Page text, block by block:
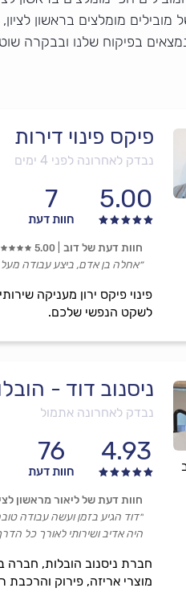
מומלצים בראשון
בפיקוח שלנו ובבקרה
פיקס פינוי דירות
נבדק לאחרונה לפני 4 ימים
5.00
7
חוות דעת
פינוי פיקס ירון מעניקה
לשקט הנפשי שלכם.
חוות דעת של דוב 5.00
״אחלה בן אדם, ביצע עבודה מעל
ניסנוב דוד -
נבדק לאחרונה אתמול
4.93
76
חוות דעת
חברת ניסנוב הובלות, חברה
מוצרי אריזה, פירוק והרכבת
חוות דעת של ליאור מראשון
״דוד הגיע בזמן ועשה עבודה
היה אדיב ושירותי לאורך כל